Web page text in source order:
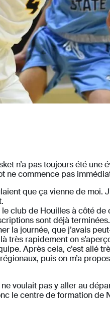
n’a pas toujours été une
ne commence pas
que ça vienne de moi.
club de Houilles à côté
sont déjà
la journée, que j’avais
très rapidement on
Après cela, c’est allé
puis on m’a
voulait pas y aller au
le centre de formation de